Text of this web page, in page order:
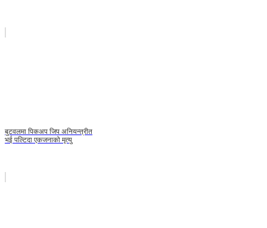
बुटवलमा पिकअप जिप अनियन्त्रीत
भई पल्टिदा एकजनाको मृत्यु